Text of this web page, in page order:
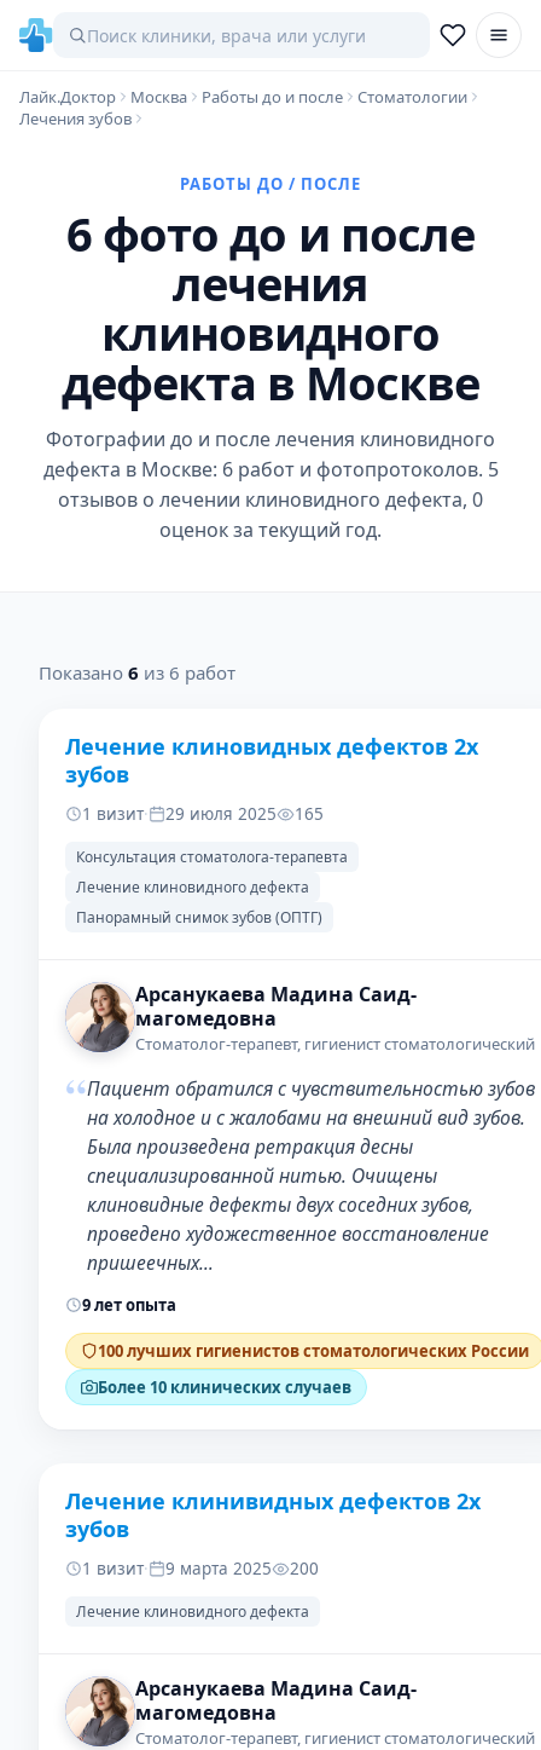
Лайк.Доктор Москва Работы до и после
Стоматологии
Лечения зубов
РАБОТЫ ДО / ПОСЛЕ
6 фото до и после
лечения
клиновидного
дефекта в Москве
Фотографии до и после лечения клиновидного
дефекта в Москве: 6 работ и фотопротоколов. 5
отзывов о лечении клиновидного дефекта, 0
оценок за текущий год.
Показано 6 из 6 работ
ДО
Лечение клиновидных дефектов 2х
зубов
1 визит· 29 июля 2025 165
Консультация стоматолога-терапевта
Лечение клиновидного дефекта
Панорамный снимок зубов (ОПТГ)
Арсанукаева Мадина Саид-
магомедовна
Стоматолог-терапевт, гигиенист стоматологический
“Пациент обратился с чувствительностью зубов
на холодное и с жалобами на внешний вид зубов.
Была произведена ретракция десны
специализированной нитью. Очищены
клиновидные дефекты двух соседних зубов,
проведено художественное восстановление
пришеечных…
9 лет опыта
100 лучших гигиенистов стоматологических России
Более 10 клинических случаев
ДО
Лечение клинивидных дефектов 2х
зубов
1 визит· 9 марта 2025 200
Лечение клиновидного дефекта
Арсанукаева Мадина Саид-
магомедовна
Стоматолог-терапевт, гигиенист стоматологический